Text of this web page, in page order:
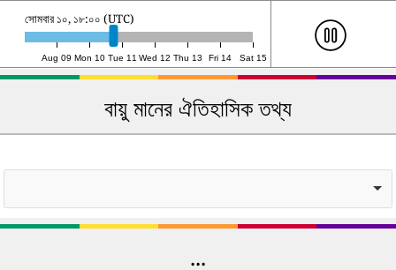
Aug 09 Mon 10 Tue 11 Wed 12 Thu 13 Fri 14 Sat 15
মঙ্গলবার ১১, ৭:০০ (UTC)
বায়ু মানের ঐতিহাসিক তথ্য
...